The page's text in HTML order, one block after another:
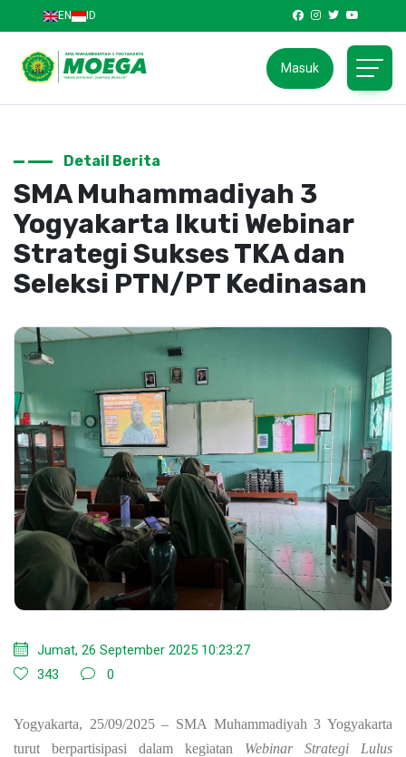
EN ID
Masuk
Detail Berita
SMA Muhammadiyah 3
Yogyakarta Ikuti Webinar
Strategi Sukses TKA dan
Seleksi PTN/PT Kedinasan
Jumat, 26 September 2025 10:23:27
343
0
Yogyakarta, 25/09/2025– SMA Muhammadiyah 3 Yogyakarta
turut berpartisipasi dalam kegiatan Webinar Strategi Lulus